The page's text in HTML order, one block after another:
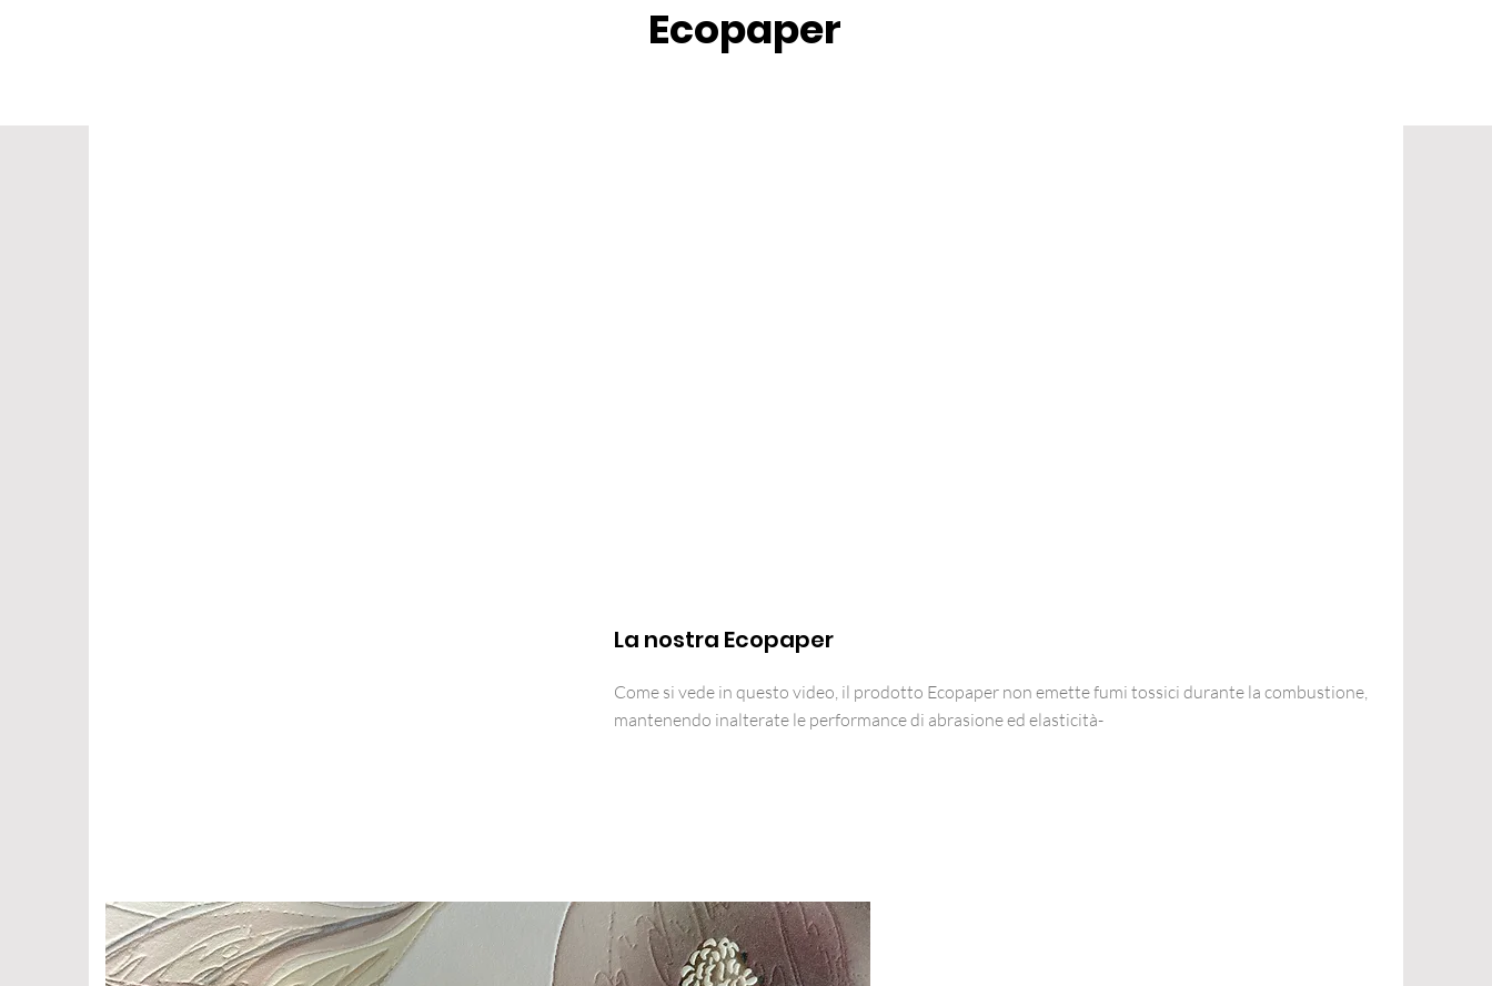
Ecopaper
La nostra Ecopaper
Come si vede in questo video, il prodotto Ecopaper non emette fumi tossici durante la combustione,
mantenendo inalterate le performance di abrasione ed elasticità-